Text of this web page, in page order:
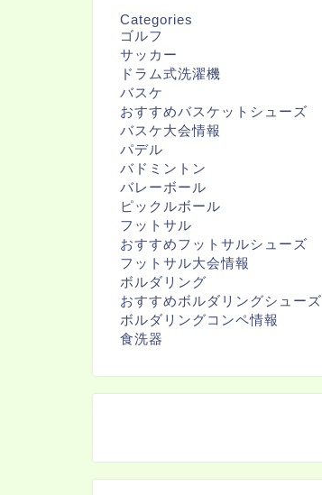
Categories
ゴルフ
サッカー
ドラム式洗濯機
バスケ
おすすめバスケットシューズ
バスケ大会情報
パデル
バドミントン
バレーボール
ピックルボール
フットサル
おすすめフットサルシューズ
フットサル大会情報
ボルダリング
おすすめボルダリングシューズ
ボルダリングコンペ情報
食洗器